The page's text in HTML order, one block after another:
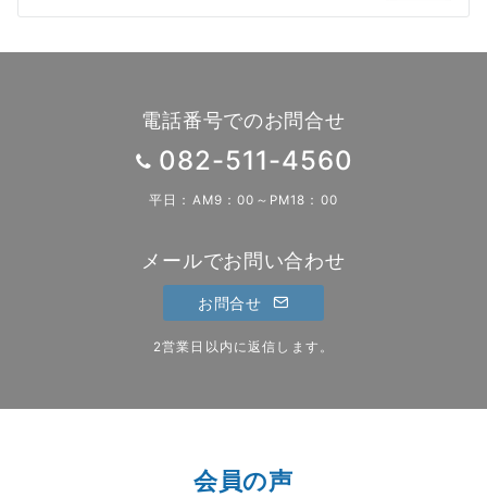
シ
ョ
電話番号でのお問合せ
082-511-4560
平日：AM9：00～PM18：00
メールでお問い合わせ
お問合せ
2営業日以内に返信します。
会員の声